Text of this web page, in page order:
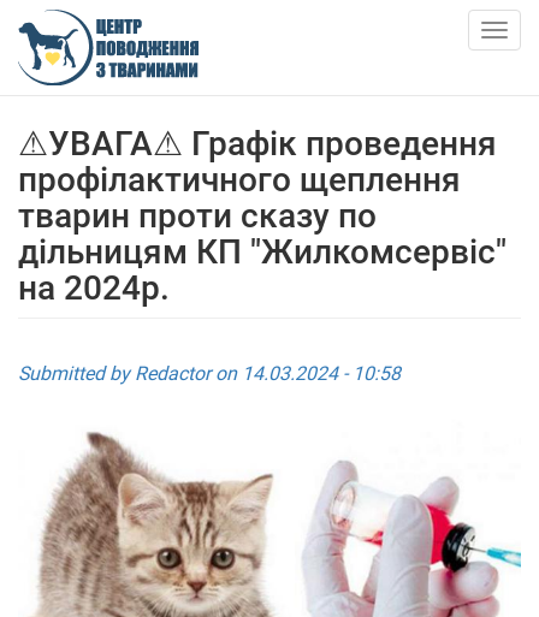
main
content
ПРО НАС
НОВИНИ
СТАТТІ
ПРИТУЛОК
АНКЕТИ ТВАРИН
КОНТАКТИ
Укр Рус Eng
⚠УВАГА⚠ Графік проведення
профілактичного щеплення
тварин проти сказу по
дільницям КП "Жилкомсервіс"
на 2024р.
Submitted byRedactoron 14.03.2024 - 10:58